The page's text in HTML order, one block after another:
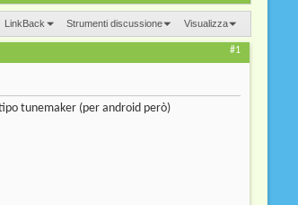
LinkBack Strumenti discussione Visualizza
#1
tunemaker (per android però)